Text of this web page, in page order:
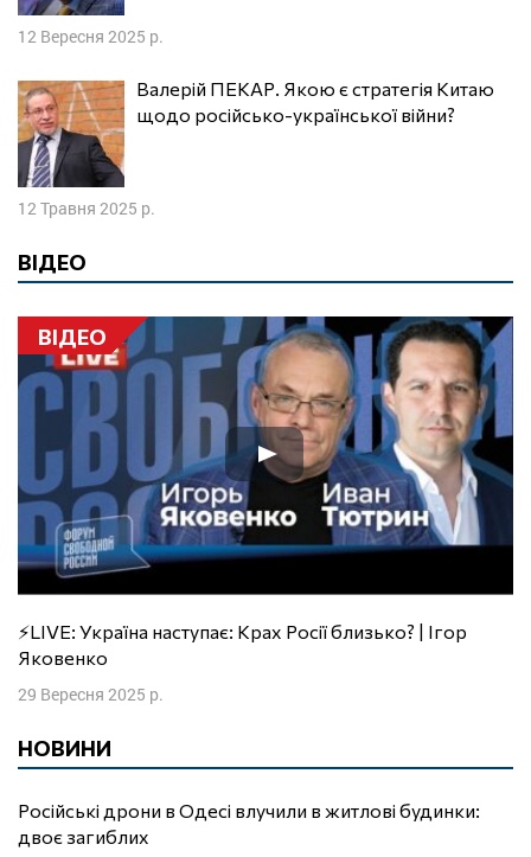
12 Вересня 2025 р.
Валерій ПЕКАР. Якою є стратегія Китаю
щодо російсько-української війни?
12 Травня 2025 р.
ВІДЕО
ВІДЕО
⚡️LIVE: Україна наступає: Крах Росії близько? | Ігор
Яковенко
29 Вересня 2025 р.
НОВИНИ
Російські дрони в Одесі влучили в житлові будинки:
двоє загиблих